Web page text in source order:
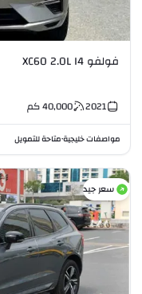
فولفو XC60 2.0L I4
2021
40,000كم
مواصفات خليجية•متاحة للتمويل
سعر جيد